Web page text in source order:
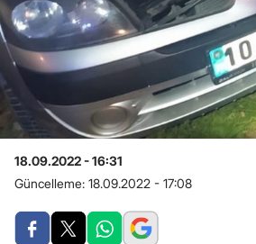
18.09.2022 - 16:31
Güncelleme: 18.09.2022 - 17:08